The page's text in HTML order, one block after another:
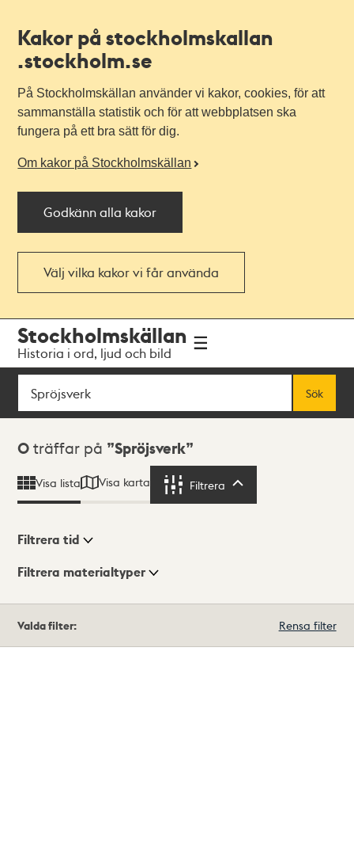
Kakor på stockholmskallan
.stockholm.se
På Stockholmskällan använder vi kakor, cookies, för att
sammanställa statistik och för att webbplatsen ska
fungera på ett bra sätt för dig.
Om kakor på Stockholmskällan
Godkänn alla kakor
Välj vilka kakor vi får använda
navigationen
huvudinnehållet
Stockholmskällan
Historia i ord, ljud och bild
Sök
Sök
Sökresultat
0 träffar på Spröjsverk
Visa lista Visa karta Filtrera
Visningsläge
Filtrera tid
Filtrera materialtyper
träffar
Valda filter: Rensa filter